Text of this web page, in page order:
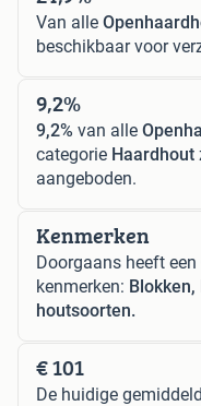
Van alle
beschikbaar voor
9,2%
9,2% van alle
categorie Haardhout
aangeboden.
Kenmerken
Doorgaans heeft een
kenmerken: Blokken,
houtsoorten.
€ 101
De huidige